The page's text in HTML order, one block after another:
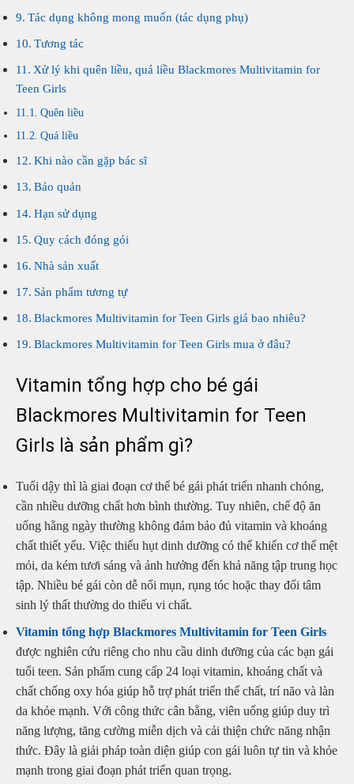
Tác dụng không mong muốn (tác dụng phụ)
Tương tác
Xử lý khi quên liều, quá liều Blackmores Multivitamin for
Teen Girls
Quên liều
Quá liều
Khi nào cần gặp bác sĩ
Bảo quản
Hạn sử dụng
Quy cách đóng gói
Nhà sản xuất
Sản phẩm tương tự
Blackmores Multivitamin for Teen Girls giá bao nhiêu?
Blackmores Multivitamin for Teen Girls mua ở đâu?
Vitamin tổng hợp cho bé gái
Blackmores Multivitamin for Teen
Girls là sản phẩm gì?
Tuổi dậy thì là giai đoạn cơ thể bé gái phát triển nhanh chóng,
cần nhiều dưỡng chất hơn bình thường. Tuy nhiên, chế độ ăn
uống hằng ngày thường không đảm bảo đủ vitamin và khoáng
chất thiết yếu. Việc thiếu hụt dinh dưỡng có thể khiến cơ thể mệt
mỏi, da kém tươi sáng và ảnh hưởng đến khả năng tập trung học
tập. Nhiều bé gái còn dễ nổi mụn, rụng tóc hoặc thay đổi tâm
sinh lý thất thường do thiếu vi chất.
Vitamin tổng hợp Blackmores Multivitamin for Teen Girls
được nghiên cứu riêng cho nhu cầu dinh dưỡng của các bạn gái
tuổi teen. Sản phẩm cung cấp 24 loại vitamin, khoáng chất và
chất chống oxy hóa giúp hỗ trợ phát triển thể chất, trí não và làn
da khỏe mạnh. Với công thức cân bằng, viên uống giúp duy trì
năng lượng, tăng cường miễn dịch và cải thiện chức năng nhận
thức. Đây là giải pháp toàn diện giúp con gái luôn tự tin và khỏe
mạnh trong giai đoạn phát triển quan trọng.